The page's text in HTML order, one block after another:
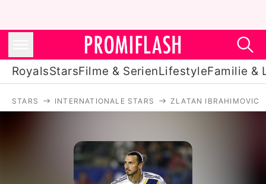
RoyalsStarsFilme & SerienLifestyleFamilie &
Filme & Serien
STARS INTERNATIONALE STARS ZLATAN IBRAHIMOVIC